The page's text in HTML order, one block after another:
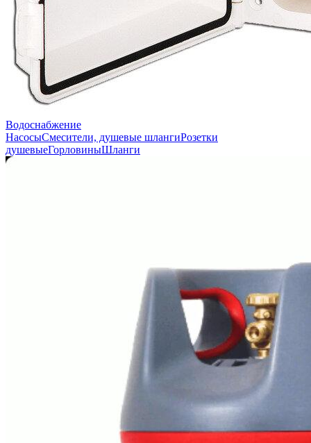
Водоснабжение
НасосыСмесители, душевые шлангиРозетки
душевыеГорловиныШланги